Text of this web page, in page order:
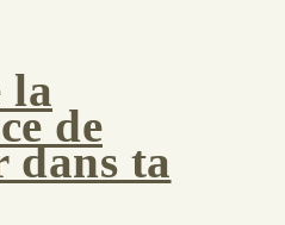
la
de
dans ta